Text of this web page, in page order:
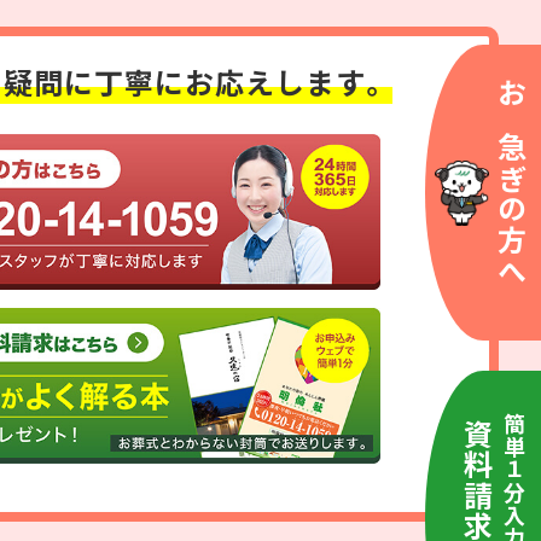
お急ぎの方へ
簡単１分入力
資料請求
問に丁寧にお応えします。